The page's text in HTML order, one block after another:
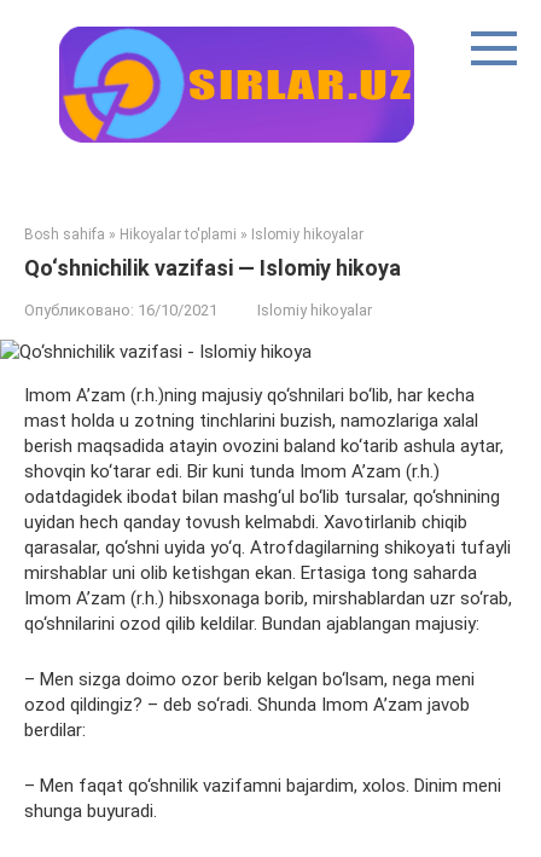
контенту
Bosh sahifa » Hikoyalar to'plami » Islomiy hikoyalar
Qo‘shnichilik vazifasi — Islomiy hikoya
Опубликовано: 16/10/2021 Islomiy hikoyalar
Imom A’zam (r.h.)ning majusiy qo‘shnilari bo‘lib, har kecha
mast holda u zotning tinchlarini buzish, namozlariga xalal
berish maqsadida atayin ovozini baland ko‘tarib ashula aytar,
shovqin ko‘tarar edi. Bir kuni tunda Imom A’zam (r.h.)
odatdagidek ibodat bilan mashg‘ul bo‘lib tursalar, qo‘shnining
uyidan hech qanday tovush kelmabdi. Xavotirlanib chiqib
qarasalar, qo‘shni uyida yo‘q. Atrofdagilarning shikoyati tufayli
mirshablar uni olib ketishgan ekan. Ertasiga tong saharda
Imom A’zam (r.h.) hibsxonaga borib, mirshablardan uzr so‘rab,
qo‘shnilarini ozod qilib keldilar. Bundan ajablangan majusiy:
– Men sizga doimo ozor berib kelgan bo‘lsam, nega meni
ozod qildingiz? – deb so‘radi. Shunda Imom A’zam javob
berdilar:
– Men faqat qo‘shnilik vazifamni bajardim, xolos. Dinim meni
shunga buyuradi.